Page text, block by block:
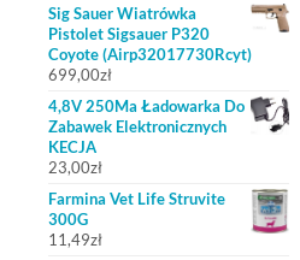
Sig Sauer Wiatrówka
Pistolet Sigsauer P320
Coyote (Airp32017730Rcyt)
699,00zł
4,8V 250Ma Ładowarka Do
Zabawek Elektronicznych
KECJA
23,00zł
Farmina Vet Life Struvite
300G
11,49zł